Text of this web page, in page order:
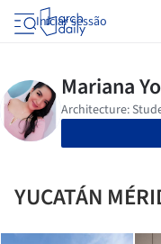
Iniciar sessão
YUCATÁN